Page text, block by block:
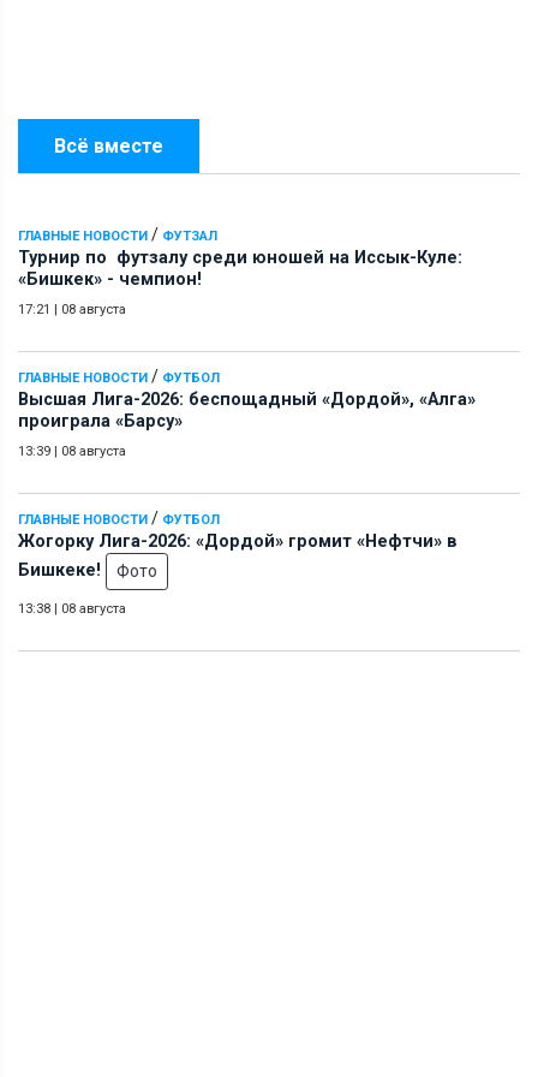
Всё вместе
ГЛАВНЫЕ НОВОСТИ / ФУТЗАЛ
Турнир по футзалу среди юношей на Иссык-Куле:
«Бишкек» - чемпион!
17:21 | 08 августа
ГЛАВНЫЕ НОВОСТИ / ФУТБОЛ
Высшая Лига-2026: беспощадный «Дордой», «Алга»
проиграла «Барсу»
13:39 | 08 августа
ГЛАВНЫЕ НОВОСТИ / ФУТБОЛ
Жогорку Лига-2026: «Дордой» громит «Нефтчи» в
Бишкеке!
Фото
13:38 | 08 августа